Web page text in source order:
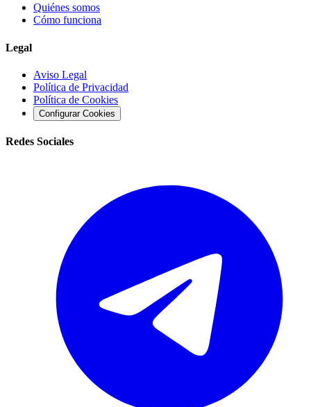
Quiénes somos
Cómo funciona
Legal
Aviso Legal
Política de Privacidad
Política de Cookies
Configurar Cookies
Redes Sociales